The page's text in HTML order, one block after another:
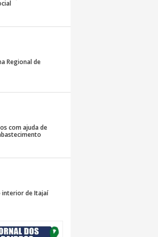
Regional de
com ajuda de
interior de Itajaí